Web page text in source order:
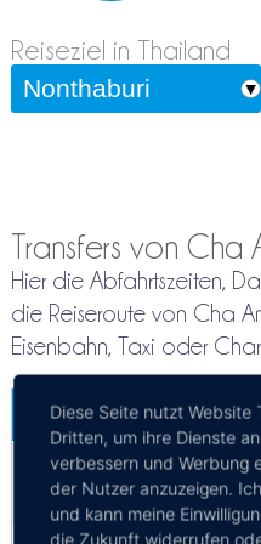
Reiseziel in Thailand
Transfers von Cha
Hier die Abfahrtszeiten,
die Reiseroute von Cha
Eisenbahn, Taxi oder
Cha Am - Bangkok
Zug Cha Am -
Kosten: EUR
Diese Seite nutzt Website
Dritten, um ihre Dienste
verbessern und Werbung
der Nutzer anzuzeigen.
und kann meine
die Zukunft widerrufen